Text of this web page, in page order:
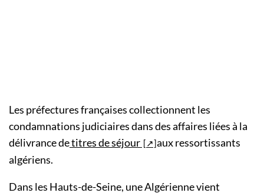
Les préfectures françaises collectionnent les
condamnations judiciaires dans des affaires liées à la
délivrance detitres de séjour
aux ressortissants
algériens.
Dans les Hauts-de-Seine, une Algérienne vient